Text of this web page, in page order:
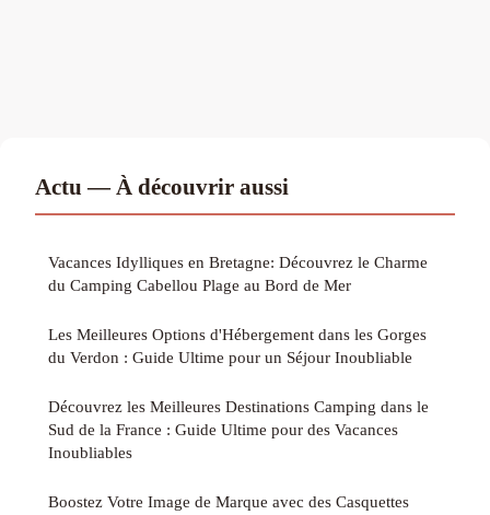
Actu — À découvrir aussi
Vacances Idylliques en Bretagne: Découvrez le Charme
du Camping Cabellou Plage au Bord de Mer
Les Meilleures Options d'Hébergement dans les Gorges
du Verdon : Guide Ultime pour un Séjour Inoubliable
Découvrez les Meilleures Destinations Camping dans le
Sud de la France : Guide Ultime pour des Vacances
Inoubliables
Boostez Votre Image de Marque avec des Casquettes